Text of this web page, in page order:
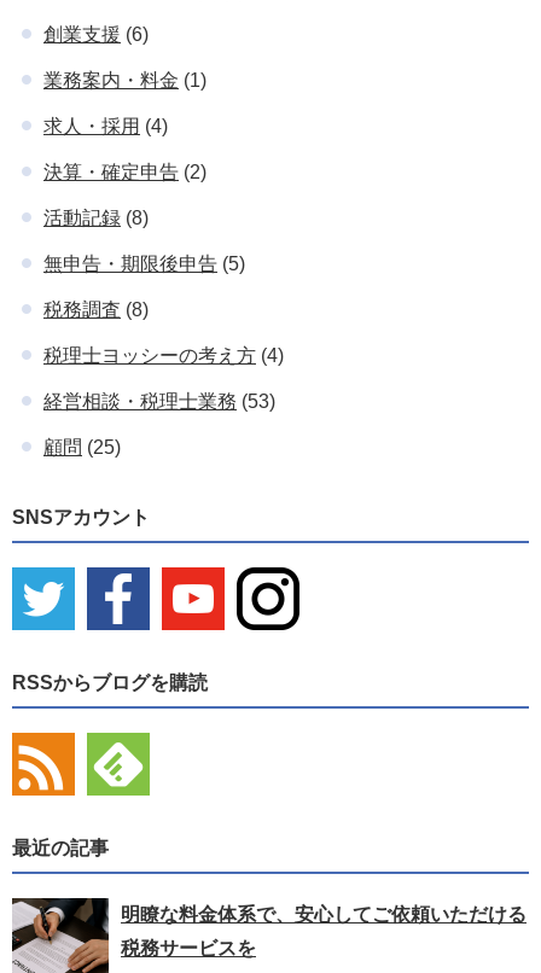
創業支援 (6)
業務案内・料金 (1)
求人・採用 (4)
決算・確定申告 (2)
活動記録 (8)
無申告・期限後申告 (5)
税務調査 (8)
税理士ヨッシーの考え方 (4)
経営相談・税理士業務 (53)
顧問 (25)
SNSアカウント
RSSからブログを購読
最近の記事
明瞭な料金体系で、安心してご依頼いただける
税務サービスを